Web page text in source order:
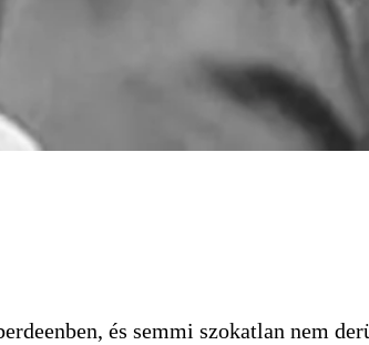
és semmi szokatlan nem